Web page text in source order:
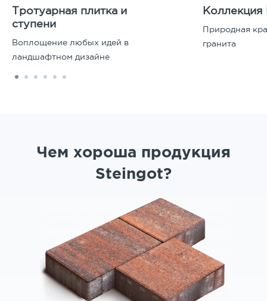
Тротуарная плитка и
ступени
Воплощение любых идей в
ландшафтном дизайне
Природная
гранита
Чем хороша продукция
Steingot?